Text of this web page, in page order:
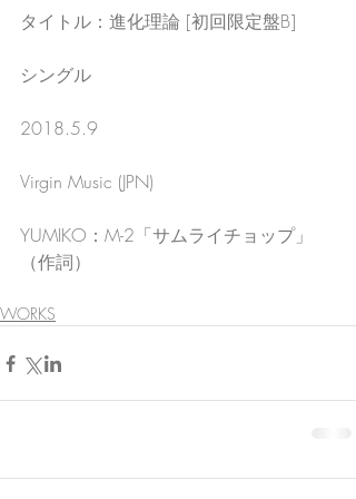
タイトル：進化理論 [初回限定盤B]
シングル
2018.5.9
Virgin Music (JPN)
YUMIKO：M-2「サムライチョップ」
（作詞）
WORKS